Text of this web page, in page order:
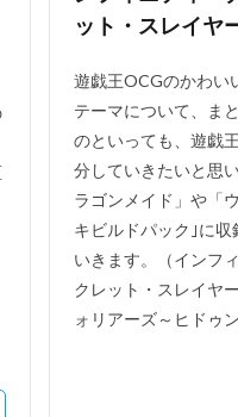
ット・スレイヤ
遊戯王OCGのかわい
テーマについて、ま
のといっても、遊戯
分していきたいと思
ラゴンメイド」や「
キビルドパック｣に
いきます。（インフ
クレット・スレイヤ
ォリアーズ～ヒドゥ